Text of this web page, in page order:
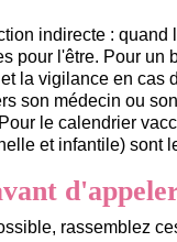
indirecte :
pour l'être. Pour
la vigilance en cas
son médecin ou
le calendrier
et infantile) sont
rassemblez